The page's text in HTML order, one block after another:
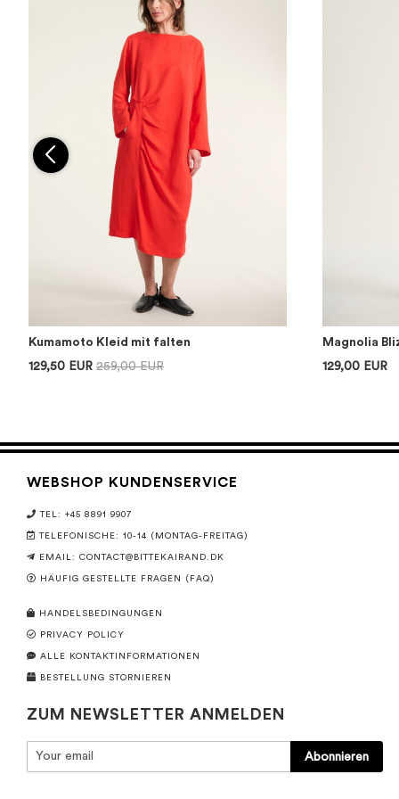
Kumamoto Kleid mit falten
129,50 EUR 259,00 EUR
Magnolia
129,00 EUR
WEBSHOP KUNDENSERVICE
TEL: +45 8891 9907
TELEFONISCHE: 10-14 (MONTAG-FREITAG)
EMAIL: CONTACT@BITTEKAIRAND.DK
HÄUFIG GESTELLTE FRAGEN (FAQ)
HANDELSBEDINGUNGEN
PRIVACY POLICY
ALLE KONTAKTINFORMATIONEN
BESTELLUNG STORNIEREN
ZUM NEWSLETTER ANMELDEN
Abonnieren